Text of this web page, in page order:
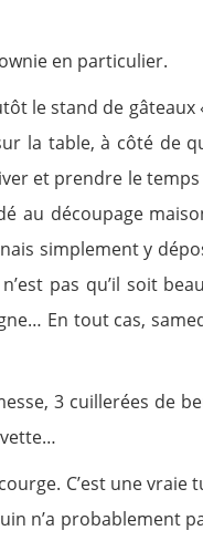
en particulier.
le stand de gâteaux
la table, à côté de
et prendre le
au découpage
simplement y
pas qu’il soit
En tout cas,
3 cuillerées de
C’est une
n’a probablement